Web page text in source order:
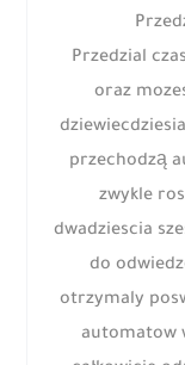
Przedzial
oraz
przechodzą
zwykle
dwadziescia
do
otrzymaly
automatow